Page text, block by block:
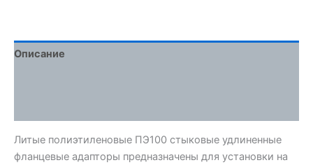
Описание
Литые полиэтиленовые ПЭ100 стыковые удлиненные
фланцевые адапторы предназначены для установки на